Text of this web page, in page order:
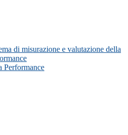
di misurazione e valutazione della
Performance